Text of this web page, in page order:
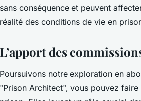
sans conséquence et peuvent
réalité des conditions de vie en
L’apport des
Poursuivons notre exploration en
"Prison Architect", vous pouvez